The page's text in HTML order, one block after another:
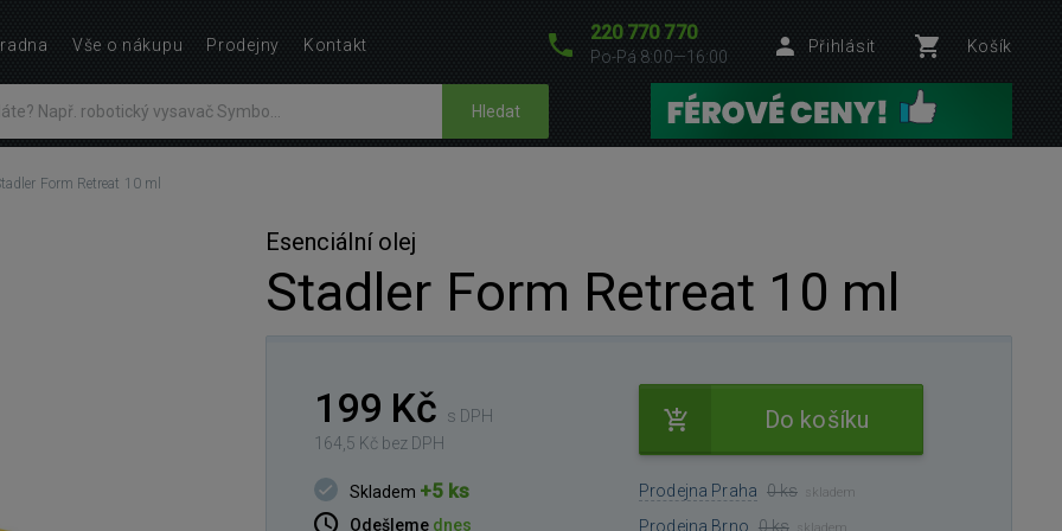
220 770 770
Po-Pá 8:00—16:00
Přihlásit Košík
Hledat
Form Retreat 10 ml
Esenciální olej
Stadler Form Retreat 10 ml
199 Kč
s DPH
164,5 Kč bez DPH
Do košíku
Skladem +5 ks
Odešleme dnes
Prodejna Praha 0 ks skladem
Prodejna Brno 0 ks skladem
Vše o nákupu Prodejny Kontakt